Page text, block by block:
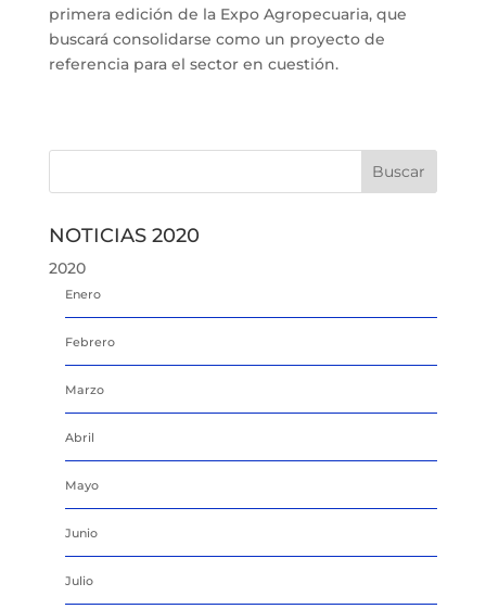
primera edición de la Expo Agropecuaria, que
buscará consolidarse como un proyecto de
referencia para el sector en cuestión.
NOTICIAS 2020
2020
Enero
Febrero
Marzo
Abril
Mayo
Junio
Julio